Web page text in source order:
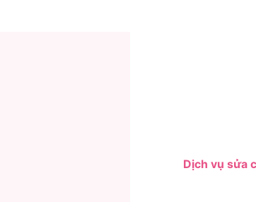
Dịch vụ sửa